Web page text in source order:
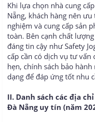
Khi lựa chọn nhà cung
Nẵng, khách hàng nên
nghiệm và cung cấp sản
toàn. Bên cạnh chất
đáng tin cậy như Safety
cấp cần có dịch vụ tư vấn
hẹn, chính sách bảo
dạng để đáp ứng tốt nhu
II. Danh sách các địa
Đà Nẵng uy tín (năm